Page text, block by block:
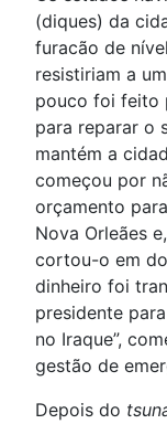
(diques) da
furacão de
resistiriam a
pouco foi feito
para reparar o
mantém a
começou por
orçamento
Nova Orleães
cortou-o em
dinheiro foi
presidente
no Iraque”,
gestão de
Depois do